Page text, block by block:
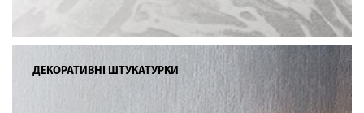
ДЕКОРАТИВНІ ШТУКАТУРКИ